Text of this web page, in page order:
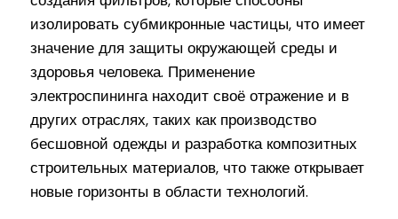
изолировать субмикронные частицы, что имеет
значение для защиты окружающей среды и
здоровья человека. Применение
электроспининга находит своё отражение и в
других отраслях, таких как производство
бесшовной одежды и разработка композитных
строительных материалов, что также открывает
новые горизонты в области технологий.